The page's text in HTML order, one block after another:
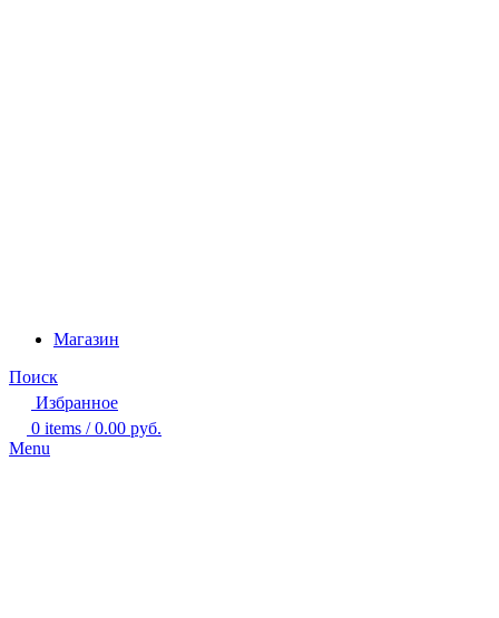
Магазин
Поиск
Избранное
0 items / 0.00 руб.
Menu